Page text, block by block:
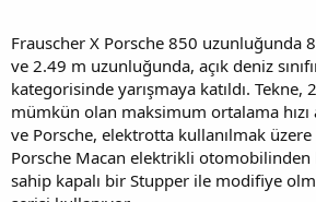
Frauscher X Porsche 850 uzunluğunda
ve 2.49 m uzunluğunda, açık deniz
kategorisinde yarışmaya katıldı.
mümkün olan maksimum ortalama hızı
ve Porsche, elektrotta kullanılmak
Porsche Macan elektrikli
sahip kapalı bir Stupper ile modifiye